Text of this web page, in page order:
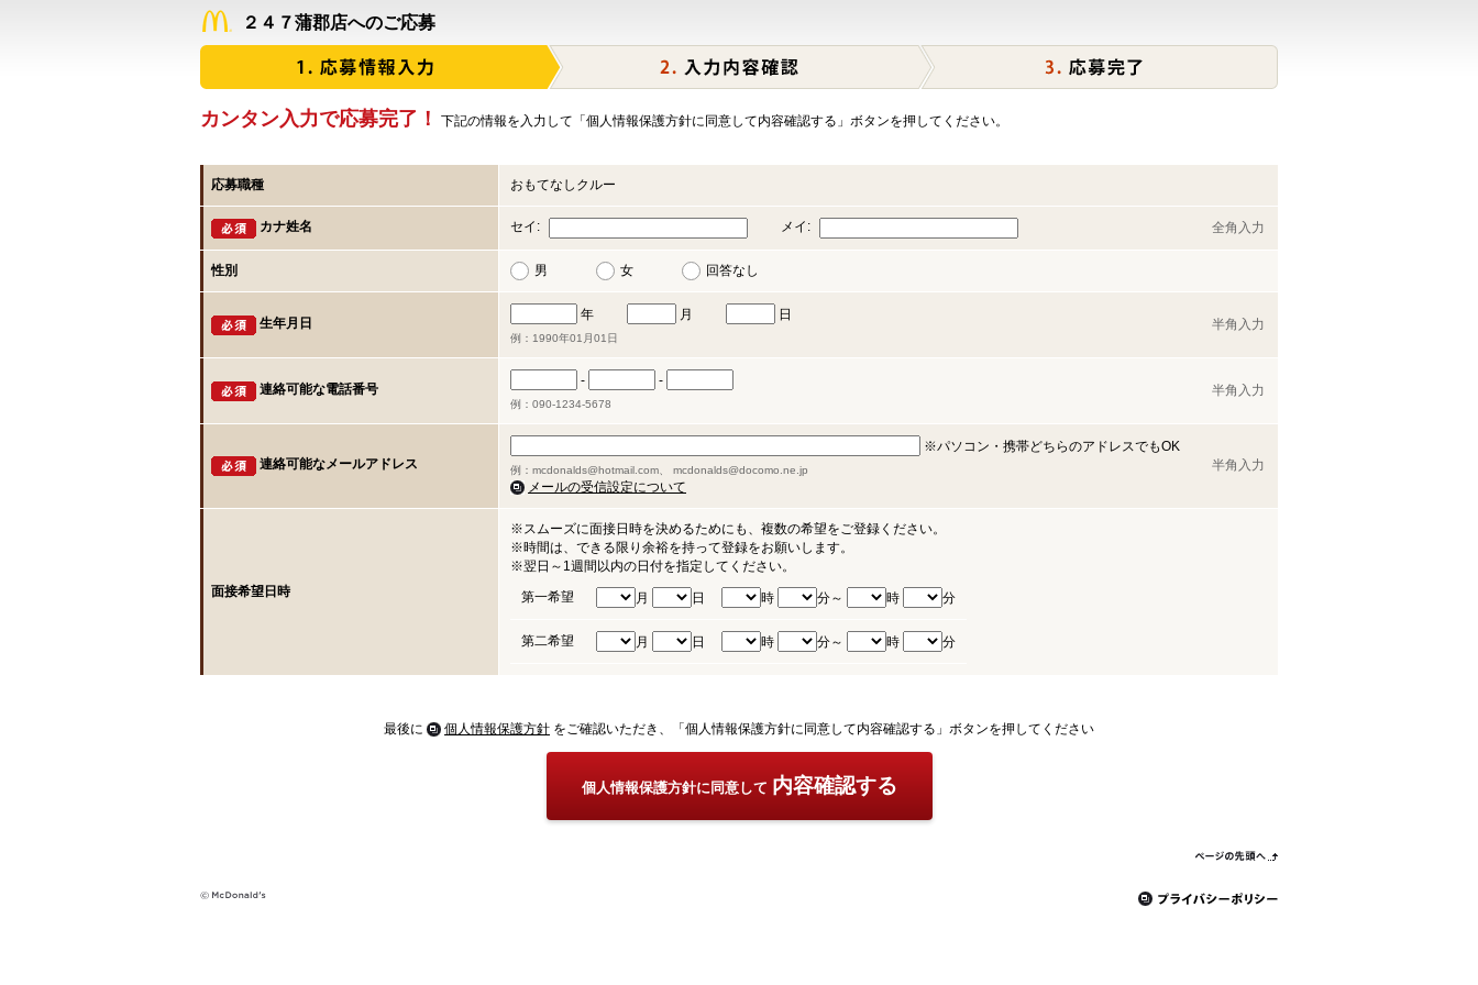
２４７蒲郡店へのご応募
カンタン入力で応募完了！ 下記の情報を入力して「個人情報保護方針に同意して内容確認する」ボタンを押してください。
応募職種 おもてなしクルー
カナ姓名 セイ: メイ: 全角入力
性別 男 女 回答なし
生年月日
年 月 日
例：1990年01月01日
半角入力
連絡可能な電話番号
- -
例：090-1234-5678
半角入力
連絡可能なメールアドレス
※パソコン・携帯どちらのアドレスでもOK
例：mcdonalds@hotmail.com、 mcdonalds@docomo.ne.jp
メールの受信設定について
半角入力
面接希望日時
※スムーズに面接日時を決めるためにも、複数の希望をご登録ください。
※時間は、できる限り余裕を持って登録をお願いします。
※翌日～1週間以内の日付を指定してください。
第一希望
月 日 時 分～ 時 分
第二希望 月 日 時 分～ 時 分
最後に 個人情報保護方針 をご確認いただき、「個人情報保護方針に同意して内容確認する」ボタンを押してください
個人情報保護方針に同意して 内容確認する